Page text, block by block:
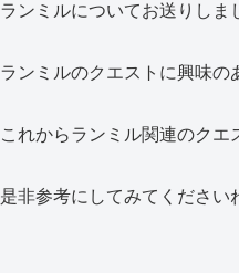
ランミルについてお送りしま
ランミルのクエストに興味の
これからランミル関連のクエ
是非参考にしてみてください